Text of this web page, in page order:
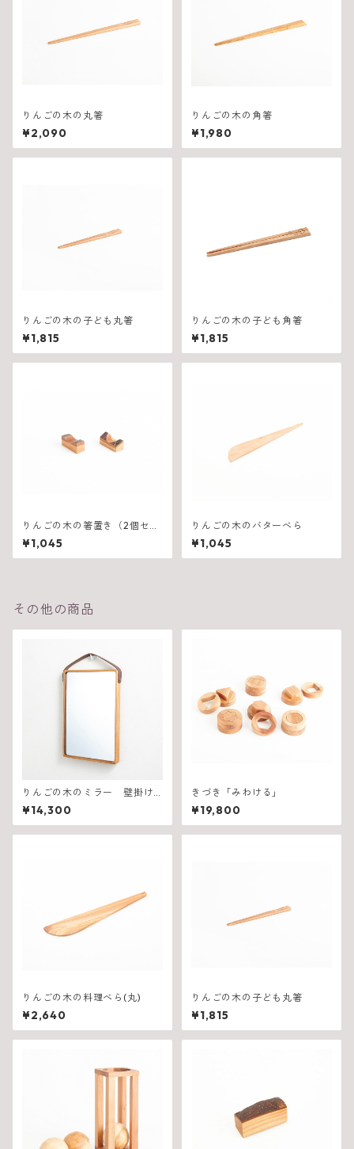
りんごの木の丸箸
¥2,090
りんごの木の角箸
¥1,980
りんごの木の子ども丸箸
¥1,815
りんごの木の子ども角箸
¥1,815
りんごの木の箸置き（2個セッ
ト）
¥1,045
りんごの木のバターべら
¥1,045
その他の商品
りんごの木のミラー 壁掛け
式 SHIRAKAMI sanchi
¥14,300
きづき「みわける」
¥19,800
りんごの木の料理べら(丸)
¥2,640
りんごの木の子ども丸箸
¥1,815